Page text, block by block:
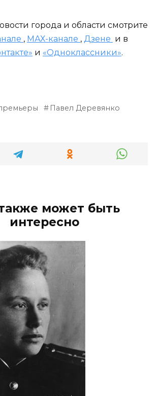
города и области смотрите
, МАХ-канале , Дзене и в
и «Одноклассники».
Павел Деревянко
может быть
интересно